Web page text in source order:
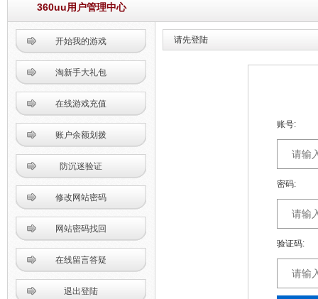
360uu用户管理中心
开始我的游戏
淘新手大礼包
在线游戏充值
账户余额划拨
防沉迷验证
修改网站密码
网站密码找回
在线留言答疑
退出登陆
请先登陆
账号:
密码:
验证码: